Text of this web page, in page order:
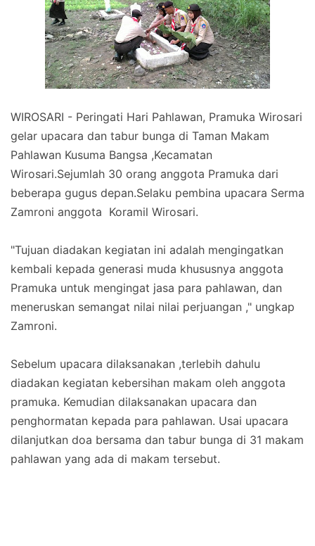
WIROSARI - Peringati Hari Pahlawan, Pramuka Wirosari
gelar upacara dan tabur bunga di Taman Makam
Pahlawan Kusuma Bangsa ,Kecamatan
Wirosari.Sejumlah 30 orang anggota Pramuka dari
beberapa gugus depan.Selaku pembina upacara Serma
Zamroni anggota Koramil Wirosari.
"Tujuan diadakan kegiatan ini adalah mengingatkan
kembali kepada generasi muda khususnya anggota
Pramuka untuk mengingat jasa para pahlawan, dan
meneruskan semangat nilai nilai perjuangan ," ungkap
Zamroni.
Sebelum upacara dilaksanakan ,terlebih dahulu
diadakan kegiatan kebersihan makam oleh anggota
pramuka. Kemudian dilaksanakan upacara dan
penghormatan kepada para pahlawan. Usai upacara
dilanjutkan doa bersama dan tabur bunga di 31 makam
pahlawan yang ada di makam tersebut.